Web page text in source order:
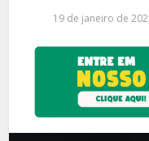
19 de janeiro de